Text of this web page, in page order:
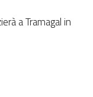
a Tramagal in